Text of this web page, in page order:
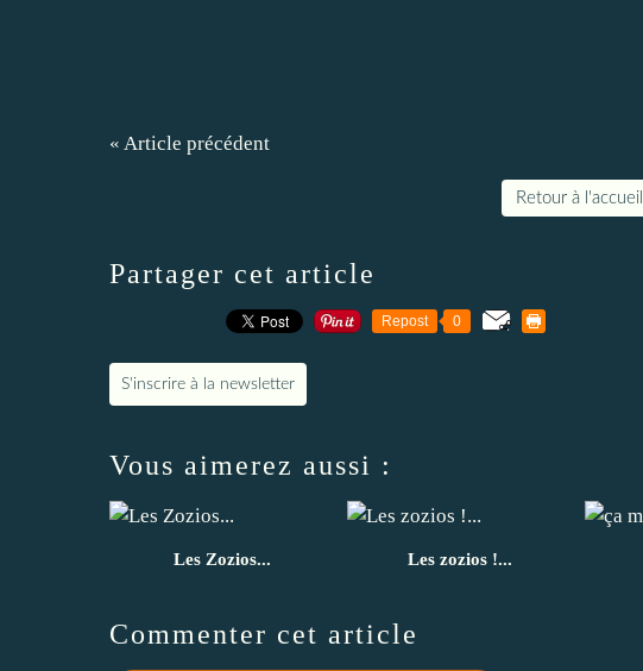
« Article précédent
Retour à l'accueil
Partager cet article
Repost 0
S'inscrire à la newsletter
Vous aimerez aussi :
Les Zozios... Les zozios !...
Commenter cet article